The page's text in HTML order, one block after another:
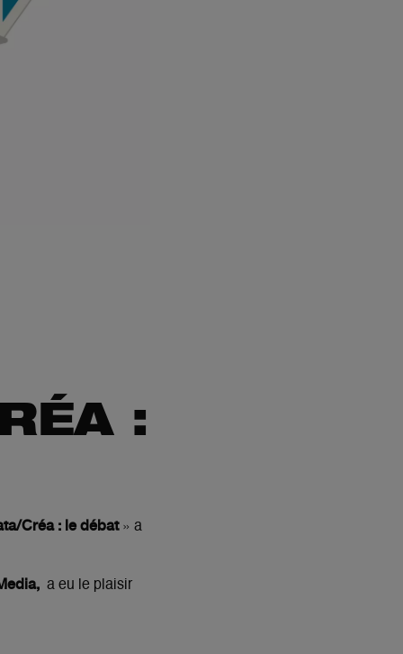
:
Créa : le débat » a
a eu le plaisir